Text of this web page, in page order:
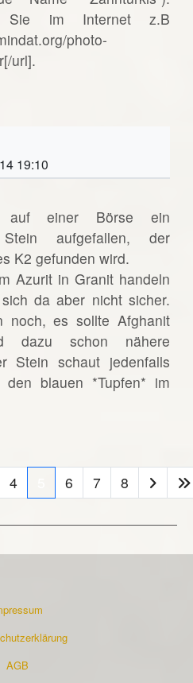
Sie im Internet z.B
photo-
url].
19:10
einer Börse ein
aufgefallen, der
K2 gefunden wird.
Azurit in Granit handeln
da aber nicht sicher.
noch, es sollte Afghanit
dazu schon nähere
Stein schaut jedenfalls
blauen *Tupfen* im
4 6 7 8
AGB